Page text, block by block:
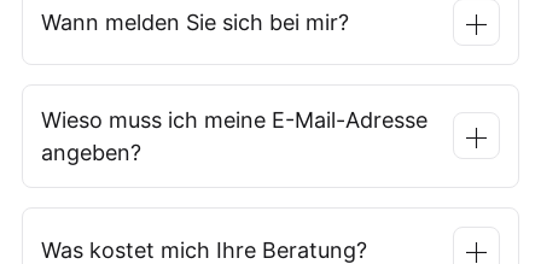
Wann melden Sie sich bei mir?
Wieso muss ich meine E-Mail-Adresse
angeben?
Was kostet mich Ihre Beratung?